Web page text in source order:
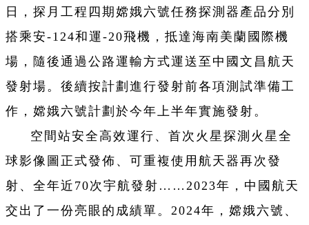
日，探月工程四期嫦娥六號任務探測器產品分別
搭乘安-124和運-20飛機，抵達海南美蘭國際機
場，隨後通過公路運輸方式運送至中國文昌航天
發射場。後續按計劃進行發射前各項測試準備工
作，嫦娥六號計劃於今年上半年實施發射。
空間站安全高效運行、首次火星探測火星全
球影像圖正式發佈、可重複使用航天器再次發
射、全年近70次宇航發射……2023年，中國航天
交出了一份亮眼的成績單。2024年，嫦娥六號、